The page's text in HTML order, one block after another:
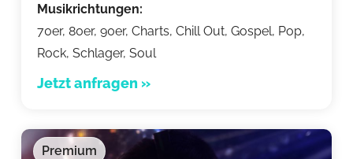
Musikrichtungen:
70er, 80er, 90er, Charts, Chill Out, Gospel, Pop,
Rock, Schlager, Soul
Jetzt anfragen »
Premium